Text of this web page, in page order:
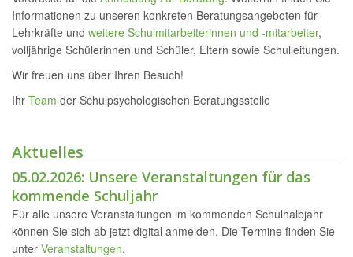
Informationen zu unseren konkreten Beratungsangeboten für
Lehrkräfte und weitere Schulmitarbeiterinnen und -mitarbeiter,
volljährige Schülerinnen und Schüler, Eltern sowie Schulleitungen.
Wir freuen uns über Ihren Besuch!
Ihr Team der Schulpsychologischen Beratungsstelle
Aktuelles
05.02.2026: Unsere Veranstaltungen für das
kommende Schuljahr
Für alle unsere Veranstaltungen im kommenden Schulhalbjahr
können Sie sich ab jetzt digital anmelden. Die Termine finden Sie
unter Veranstaltungen.